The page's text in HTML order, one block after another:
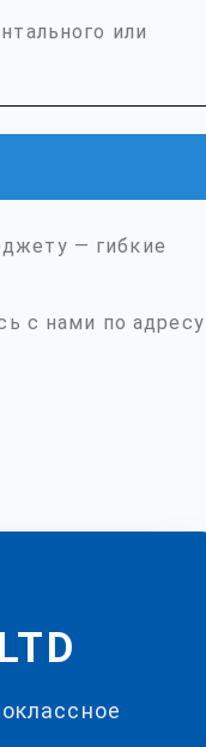
или
— гибкие
с нами по адресу